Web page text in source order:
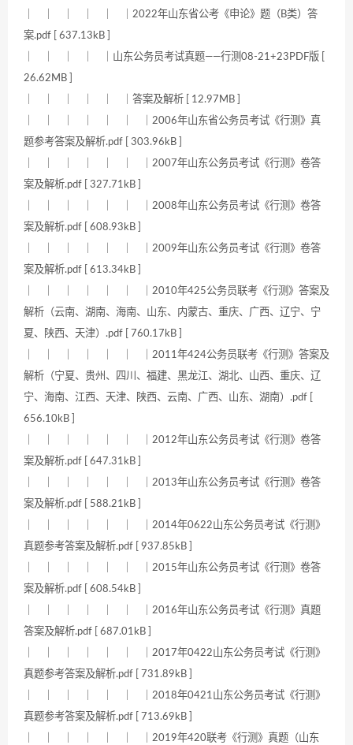
｜ ｜ ｜ ｜ ｜ ｜2022年山东省公考《申论》题（B类）答
案.pdf [ 637.13kB ]
｜ ｜ ｜ ｜ ｜山东公务员考试真题——行测08-21+23PDF版 [
26.62MB ]
｜ ｜ ｜ ｜ ｜ ｜答案及解析 [ 12.97MB ]
｜ ｜ ｜ ｜ ｜ ｜ ｜2006年山东省公务员考试《行测》真
题参考答案及解析.pdf [ 303.96kB ]
｜ ｜ ｜ ｜ ｜ ｜ ｜2007年山东公务员考试《行测》卷答
案及解析.pdf [ 327.71kB ]
｜ ｜ ｜ ｜ ｜ ｜ ｜2008年山东公务员考试《行测》卷答
案及解析.pdf [ 608.93kB ]
｜ ｜ ｜ ｜ ｜ ｜ ｜2009年山东公务员考试《行测》卷答
案及解析.pdf [ 613.34kB ]
｜ ｜ ｜ ｜ ｜ ｜ ｜2010年425公务员联考《行测》答案及
解析（云南、湖南、海南、山东、内蒙古、重庆、广西、辽宁、宁
夏、陕西、天津）.pdf [ 760.17kB ]
｜ ｜ ｜ ｜ ｜ ｜ ｜2011年424公务员联考《行测》答案及
解析（宁夏、贵州、四川、福建、黑龙江、湖北、山西、重庆、辽
宁、海南、江西、天津、陕西、云南、广西、山东、湖南）.pdf [
656.10kB ]
｜ ｜ ｜ ｜ ｜ ｜ ｜2012年山东公务员考试《行测》卷答
案及解析.pdf [ 647.31kB ]
｜ ｜ ｜ ｜ ｜ ｜ ｜2013年山东公务员考试《行测》卷答
案及解析.pdf [ 588.21kB ]
｜ ｜ ｜ ｜ ｜ ｜ ｜2014年0622山东公务员考试《行测》
真题参考答案及解析.pdf [ 937.85kB ]
｜ ｜ ｜ ｜ ｜ ｜ ｜2015年山东公务员考试《行测》卷答
案及解析.pdf [ 608.54kB ]
｜ ｜ ｜ ｜ ｜ ｜ ｜2016年山东公务员考试《行测》真题
答案及解析.pdf [ 687.01kB ]
｜ ｜ ｜ ｜ ｜ ｜ ｜2017年0422山东公务员考试《行测》
真题参考答案及解析.pdf [ 731.89kB ]
｜ ｜ ｜ ｜ ｜ ｜ ｜2018年0421山东公务员考试《行测》
真题参考答案及解析.pdf [ 713.69kB ]
｜ ｜ ｜ ｜ ｜ ｜ ｜2019年420联考《行测》真题（山东